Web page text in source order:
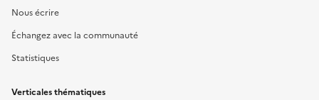
Nous écrire
Échangez avec la communauté
Statistiques
Verticales thématiques